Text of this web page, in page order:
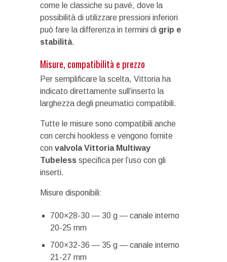
come le classiche su pavé, dove la
possibilità di utilizzare pressioni inferiori
può fare la differenza in termini di grip e
stabilità.
Misure, compatibilità e prezzo
Per semplificare la scelta, Vittoria ha
indicato direttamente sull’inserto la
larghezza degli pneumatici compatibili.
Tutte le misure sono compatibili anche
con cerchi hookless e vengono fornite
con valvola Vittoria Multiway
Tubeless specifica per l’uso con gli
inserti.
Misure disponibili:
700×28-30 — 30 g — canale interno
20-25 mm
700×32-36 — 35 g — canale interno
21-27 mm